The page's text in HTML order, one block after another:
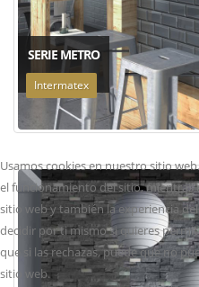
SERIE METRO
Intermatex
Usamos cookies en nuestro sitio
el funcionamiento del sitio, mientras
sitio web y también la experiencia
decidir por ti mismo si quieres
que si las rechazas, puede que no
sitio web.